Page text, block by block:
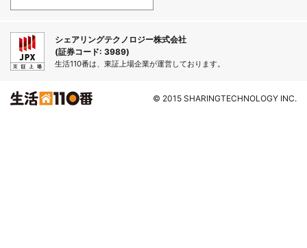
シェアリングテクノロジー株式会社
(証券コード: 3989)
生活110番は、東証上場企業が運営しております。
© 2015 SHARINGTECHNOLOGY INC.